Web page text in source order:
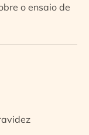
o ensaio de